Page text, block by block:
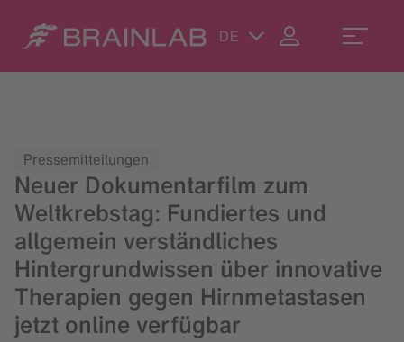
DE
Pressemitteilungen
Neuer Dokumentarfilm zum
Weltkrebstag: Fundiertes und
allgemein verständliches
Hintergrundwissen über innovative
Therapien gegen Hirnmetastasen
jetzt online verfügbar